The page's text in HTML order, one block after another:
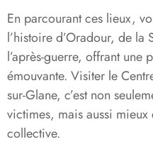
En parcourant ces lieux,
l’histoire d’Oradour, de
l’après-guerre, offrant une
émouvante. Visiter le
sur-Glane, c’est non
victimes, mais aussi
collective.